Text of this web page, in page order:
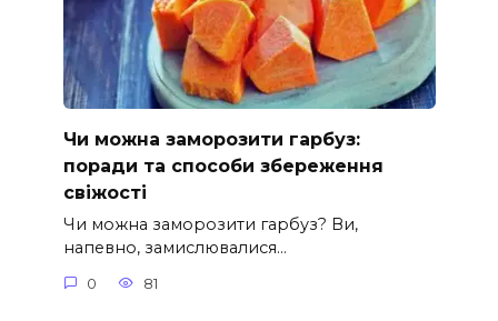
Чи можна заморозити гарбуз:
поради та способи збереження
свіжості
Чи можна заморозити гарбуз? Ви,
напевно, замислювалися…
0 81